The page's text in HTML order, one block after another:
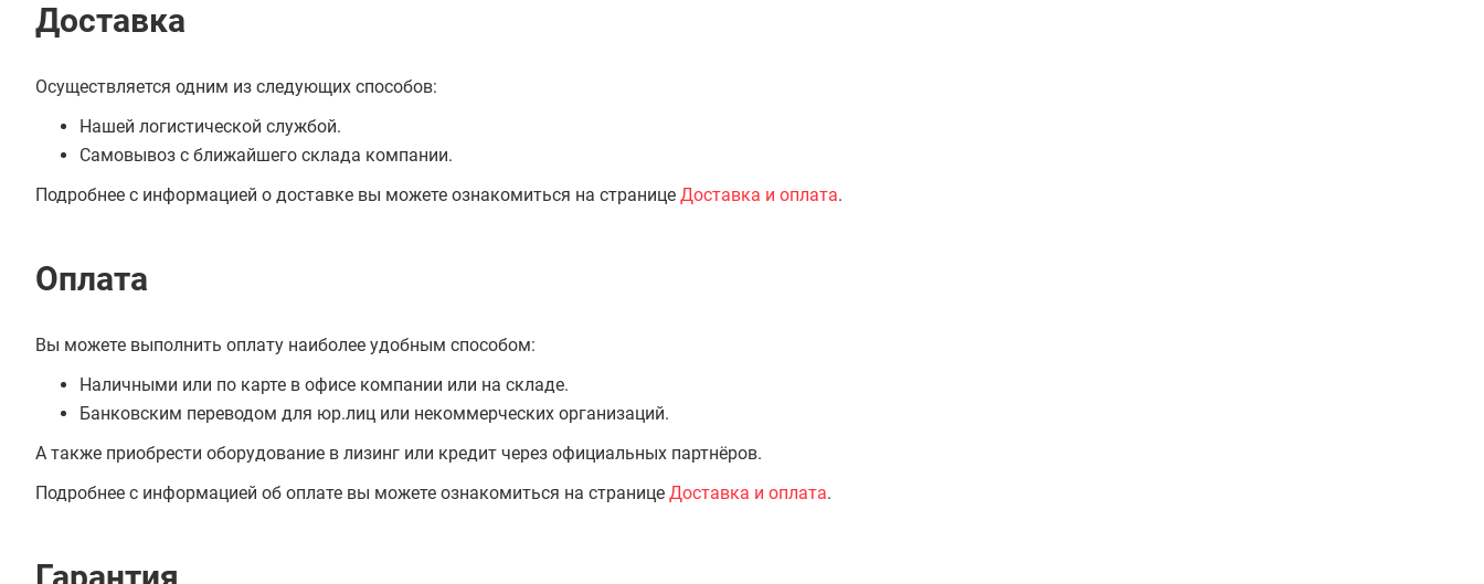
Доставка
Осуществляется одним из следующих способов:
Нашей логистической службой.
Самовывоз с ближайшего склада компании.
Подробнее с информацией о доставке вы можете ознакомиться на странице Доставка и оплата.
Оплата
Вы можете выполнить оплату наиболее удобным способом:
Наличными или по карте в офисе компании или на складе.
Банковским переводом для юр.лиц или некоммерческих организаций.
А также приобрести оборудование в лизинг или кредит через официальных партнёров.
Подробнее с информацией об оплате вы можете ознакомиться на странице Доставка и оплата.